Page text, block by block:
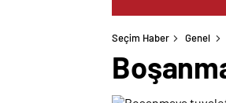
Seçim Haber Genel